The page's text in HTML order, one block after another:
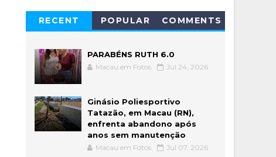
RECENT POPULAR COMMENTS
PARABÉNS RUTH 6.0
Macau em Fotos Jul 24, 2026
Ginásio Poliesportivo
Tatazão, em Macau (RN),
enfrenta abandono após
anos sem manutenção
Macau em Fotos Jul 07, 2026